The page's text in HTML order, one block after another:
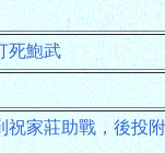
死鮑武
家莊助戰，後投